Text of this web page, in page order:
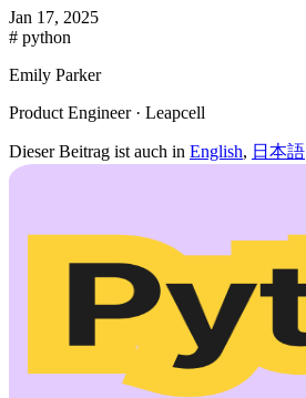
Jan 17, 2025
# python
Emily Parker
Product Engineer · Leapcell
Dieser Beitrag ist auch in English, 日本語